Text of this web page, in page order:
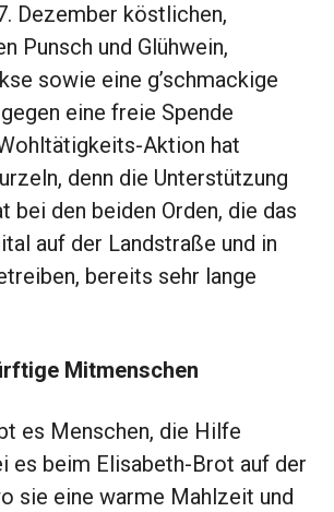
Dezember köstlichen,
Punsch und Glühwein,
sowie eine g’schmackige
eine freie Spende
Aktion hat
denn die Unterstützung
bei den beiden Orden, die das
auf der Landstraße und in
bereits sehr lange
Mitmenschen
es Menschen, die Hilfe
es beim Elisabeth-Brot auf der
sie eine warme Mahlzeit und